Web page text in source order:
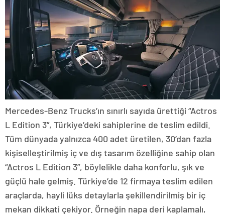
Mercedes-Benz Trucks’ın sınırlı sayıda ürettiği “Actros
L Edition 3”, Türkiye’deki sahiplerine de teslim edildi.
Tüm dünyada yalnızca 400 adet üretilen, 30’dan fazla
kişiselleştirilmiş iç ve dış tasarım özelliğine sahip olan
“Actros L Edition 3”, böylelikle daha konforlu, şık ve
güçlü hale gelmiş. Türkiye’de 12 firmaya teslim edilen
araçlarda, hayli lüks detaylarla şekillendirilmiş bir iç
mekan dikkati çekiyor. Örneğin napa deri kaplamalı,